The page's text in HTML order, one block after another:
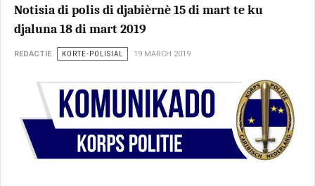
Notisia di polis di djabièrnè 15 di mart te ku
djaluna 18 di mart 2019
REDACTIE KORTE-POLISIAL 19 MARCH 2019